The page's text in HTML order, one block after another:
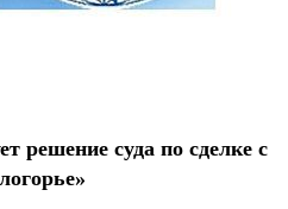
решение суда по сделке с